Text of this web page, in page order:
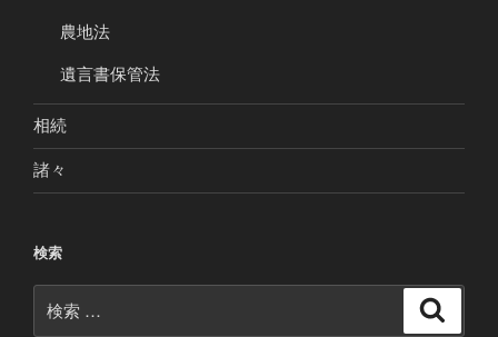
農地法
遺言書保管法
相続
諸々
検索
索: